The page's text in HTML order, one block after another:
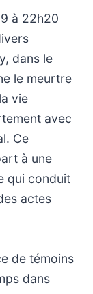
à 22h20
dans le
le meurtre
vie
avec
Ce
à une
qui conduit
actes
de témoins
dans